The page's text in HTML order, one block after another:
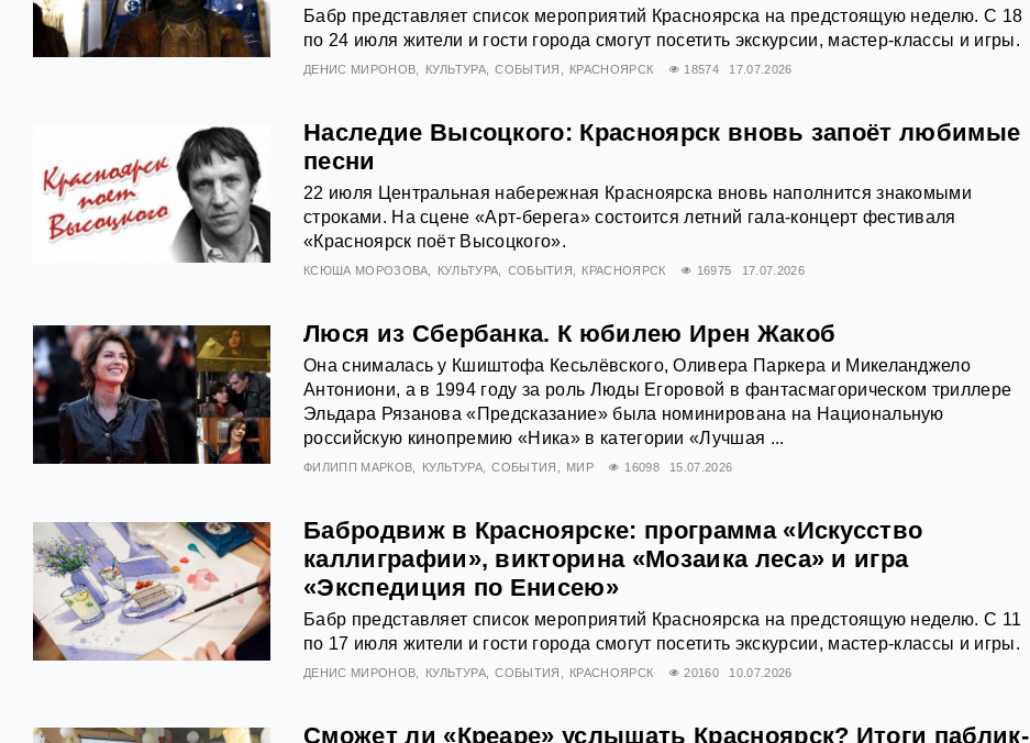
Бабр представляет список мероприятий Красноярска на предстоящую неделю. С 18
по 24 июля жители и гости города смогут посетить экскурсии, мастер-классы и игры.
ДЕНИС МИРОНОВ КУЛЬТУРА СОБЫТИЯ КРАСНОЯРСК 18574 17.07.2026
Наследие Высоцкого: Красноярск вновь запоёт любимые
песни
22 июля Центральная набережная Красноярска вновь наполнится знакомыми
строками. На сцене «Арт-берега» состоится летний гала-концерт фестиваля
«Красноярск поёт Высоцкого».
КСЮША МОРОЗОВА КУЛЬТУРА СОБЫТИЯ КРАСНОЯРСК 16975 17.07.2026
Люся из Сбербанка. К юбилею Ирен Жакоб
Она снималась у Кшиштофа Кесьлёвского, Оливера Паркера и Микеланджело
Антониони, а в 1994 году за роль Люды Егоровой в фантасмагорическом триллере
Эльдара Рязанова «Предсказание» была номинирована на Национальную
российскую кинопремию «Ника» в категории «Лучшая ...
ФИЛИПП МАРКОВ КУЛЬТУРА СОБЫТИЯ МИР 16098 15.07.2026
Бабродвиж в Красноярске: программа «Искусство
каллиграфии», викторина «Мозаика леса» и игра
«Экспедиция по Енисею»
Бабр представляет список мероприятий Красноярска на предстоящую неделю. С 11
по 17 июля жители и гости города смогут посетить экскурсии, мастер-классы и игры.
ДЕНИС МИРОНОВ КУЛЬТУРА СОБЫТИЯ КРАСНОЯРСК 20160 10.07.2026
Сможет ли «Креаре» услышать Красноярск? Итоги паблик-